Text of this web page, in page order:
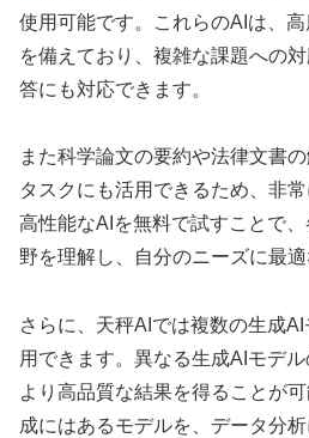
使用可能です。これらのAIは、
を備えており、複雑な課題への
答にも対応できます。
また科学論文の要約や法律文書
タスクにも活用できるため、非
高性能なAIを無料で試すことで
野を理解し、自分のニーズに最適
さらに、天秤AIでは複数の生成
用できます。異なる生成AIモデル
より高品質な結果を得ることが
成にはあるモデルを、データ分